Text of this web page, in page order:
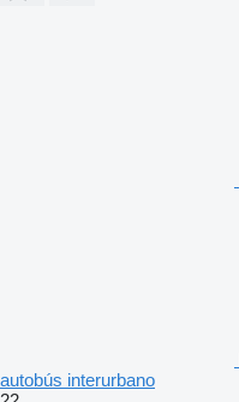
autobús interurbano